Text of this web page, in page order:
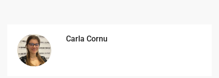
Carla Cornu